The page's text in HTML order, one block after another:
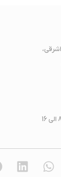
آدرس : سعادت آباد، بلوار فرهنگ، نبش 20شرقی،